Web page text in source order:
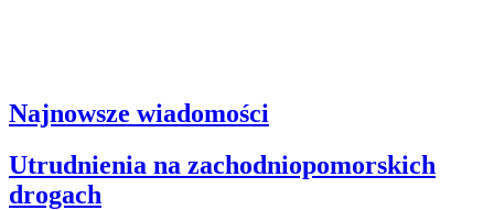
Najnowsze wiadomości
Utrudnienia na zachodniopomorskich
drogach